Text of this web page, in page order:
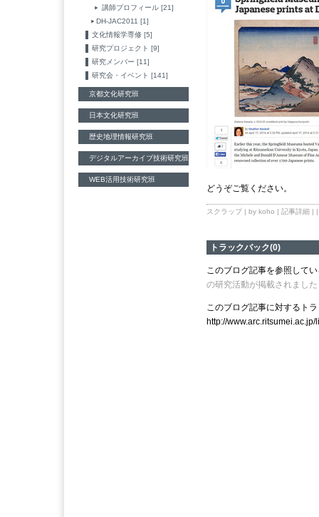
講師プロフィール [21]
DH-JAC2011 [1]
文化情報学専修 [5]
研究プロジェクト [9]
研究メンバー [11]
研究会・イベント [141]
京都文化研究班
日本文化研究班
歴史地理情報研究班
デジタルアーカイブ技術研究班
WEB活用技術研究班
どうぞご覧ください。
スクラップ | by koho | 記事詳細 |
トラックバック(0)
このブログ記事を参照して
の研究活動が掲載されました
このブログ記事に対するト
http://